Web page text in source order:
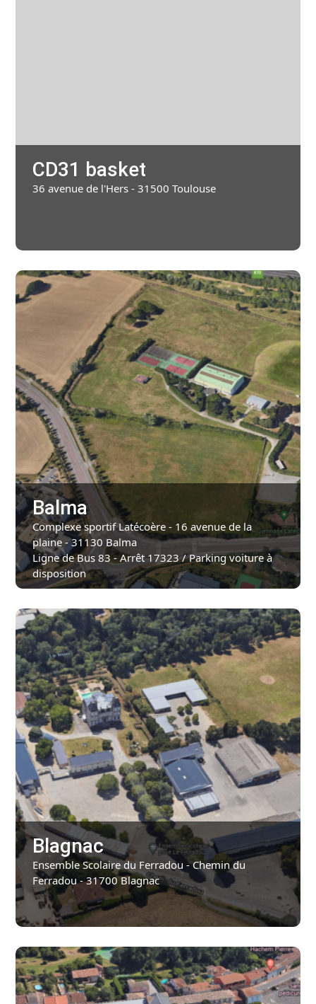
05 34 57 19 59
CD31 basket
36 avenue de l'Hers - 31500 Toulouse
Balma
Complexe sportif Latécoère - 16 avenue de la
plaine - 31130 Balma
Ligne de Bus 83 - Arrêt 17323 / Parking voiture à
disposition
Blagnac
Ensemble Scolaire du Ferradou - Chemin du
Ferradou - 31700 Blagnac